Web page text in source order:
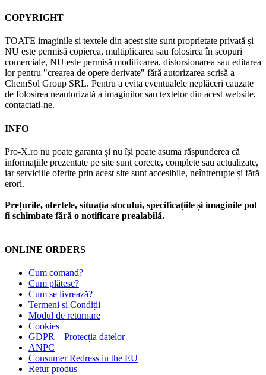
COPYRIGHT
TOATE imaginile și textele din acest site sunt proprietate privată și
NU este permisă copierea, multiplicarea sau folosirea în scopuri
comerciale, NU este permisă modificarea, distorsionarea sau editarea
lor pentru "crearea de opere derivate" fără autorizarea scrisă a
ChemSol Group SRL. Pentru a evita eventualele neplăceri cauzate
de folosirea neautorizată a imaginilor sau textelor din acest website,
contactați-ne.
INFO
Pro-X.ro nu poate garanta și nu își poate asuma răspunderea că
informațiile prezentate pe site sunt corecte, complete sau actualizate,
iar serviciile oferite prin acest site sunt accesibile, neîntrerupte și fără
erori.
Prețurile, ofertele, situația stocului, specificațiile și imaginile pot
fi schimbate fără o notificare prealabilă.
ONLINE ORDERS
Cum comand?
Cum plătesc?
Cum se livrează?
Termeni și Condiții
Modul de returnare
Cookies
GDPR – Protecția datelor
ANPC
Consumer Redress in the EU
Retur produs